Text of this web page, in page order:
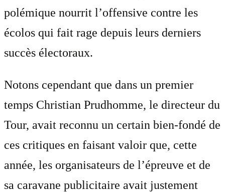
polémique nourrit l’offensive contre les
écolos qui fait rage depuis leurs derniers
succès électoraux.
Notons cependant que dans un premier
temps Christian Prudhomme, le directeur du
Tour, avait reconnu un certain bien-fondé de
ces critiques en faisant valoir que, cette
année, les organisateurs de l’épreuve et de
sa caravane publicitaire avait justement